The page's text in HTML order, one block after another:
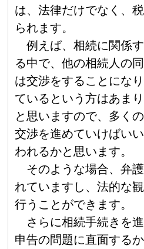
は、法律だけでなく、
られます。
例えば、相続に関係
る中で、他の相続人の
は交渉をすることにな
ているという方はあま
と思いますので、多く
交渉を進めていけばい
われるかと思います。
そのような場合、弁
れていますし、法的な
行うことができます。
さらに相続手続きを
申告の問題に直面するか